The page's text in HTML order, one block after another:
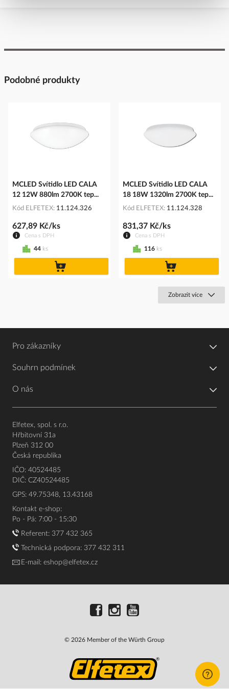
Podobné produkty
MCLED Svítidlo LED CALA
12 12W 880lm 2700K tep...
Kód ELFETEX 11.124.326
Cena s DPH
627,89 Kč/ks
44 ks
MCLED Svítidlo LED CALA
18 18W 1320lm 2700K tep...
Kód ELFETEX 11.124.328
Cena s DPH
831,37 Kč/ks
116 ks
Zobrazit více
Pro zákazníky
Souhrn podmínek
O nás
Elfetex, spol. s r.o.
Hřbitovní 31a
Plzeň 312 00
Česká republika
IČO: 40524485
DIČ: CZ40524485
GPS: 49.75348, 13.43168
Kontakt e-shop:
Po - Pá: 7:00 - 15:30
Referent: 377 432 365
Technická podpora: 377 432 311
E-mail: eshop@elfetex.cz
© 2026 Member of the Würth Group